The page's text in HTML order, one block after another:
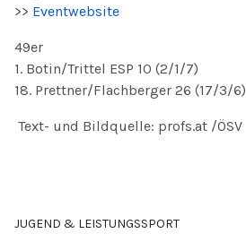
>> Eventwebsite
49er
1. Botin/Trittel ESP 10 (2/1/7)
18. Prettner/Flachberger 26 (17/3/6)
Text- und Bildquelle: profs.at /ÖSV
JUGEND & LEISTUNGSSPORT